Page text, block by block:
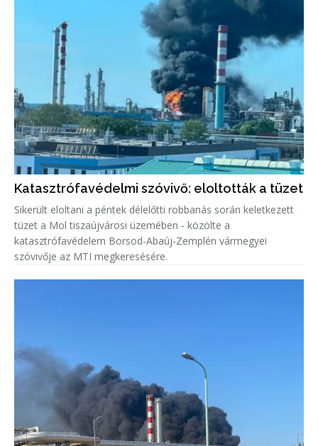
Katasztrófavédelmi szóvivő: eloltották a tüzet
Sikerült eloltani a péntek délelőtti robbanás során keletkezett
tüzet a Mol tiszaújvárosi üzemében - közölte a
katasztrófavédelem Borsod-Abaúj-Zemplén vármegyei
szóvivője az MTI megkeresésére.